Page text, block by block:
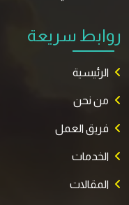
روابط سريعة
الرئيسية
من نحن
فريق العمل
الخدمات
المقالات